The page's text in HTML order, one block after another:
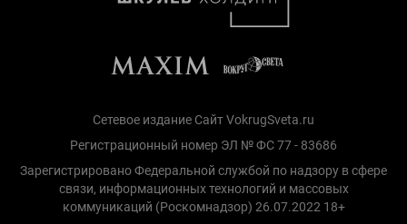
Сетевое издание Сайт VokrugSveta.ru
Регистрационный номер ЭЛ № ФС 77 - 83686
Зарегистрировано Федеральной службой по надзору в сфере
связи, информационных технологий и массовых
коммуникаций (Роскомнадзор) 26.07.2022 18+